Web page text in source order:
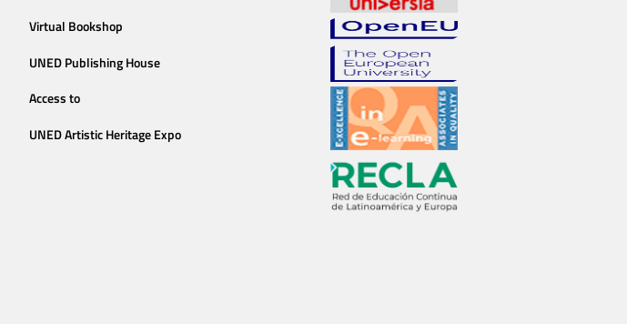
Virtual Bookshop
UNED Publishing House
Access to
UNED Artistic Heritage Expo